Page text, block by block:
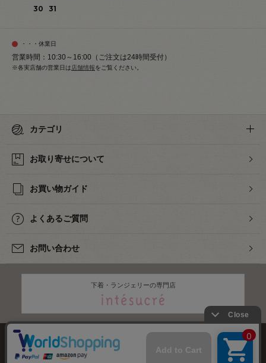
30
31
・・・休業日
営業時間：10:30～16:00（ご注文は24時間受付）
※各実店舗の営業日は 店舗情報をご覧ください。
カテゴリ
お取り寄せについて
お買い物ガイド
よくあるご質問
お問い合わせ
下着・ランジェリーの専門店
株式会社オカダヤ